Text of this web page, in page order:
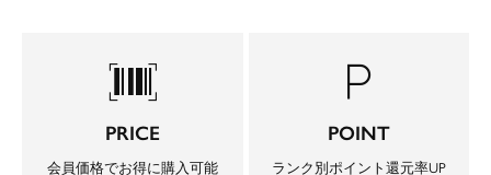
barcode_scanner
PRICE
会員価格でお得に購入可能
local_parking
POINT
ランク別ポイント還元率UP